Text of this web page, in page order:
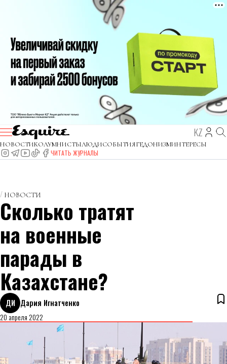
KZ
НОВОСТИКОЛУМНИСТЫЛЮДИСОБЫТИЯГЕДОНИЗМИНТЕРЕСЫ
ЧИТАТЬ ЖУРНАЛЫ
НОВОСТИ
Сколько тратят
на военные
парады в
Казахстане?
ДИ Дария Игнатченко
20 апреля 2022